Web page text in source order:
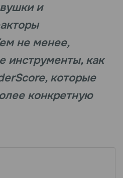
и
не менее,
инструменты, как
которые
конкретную